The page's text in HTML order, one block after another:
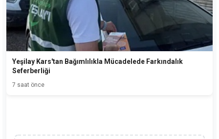
Yeşilay Kars'tan Bağımlılıkla Mücadelede Farkındalık
Seferberliği
7 saat önce